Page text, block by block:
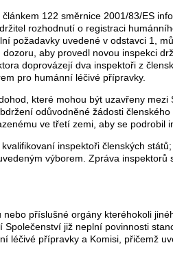
122 směrnice 2001/83/ES
rozhodnutí o registraci
požadavky uvedené v odstavci 1,
aby provedl novou inspekci
doprovázejí dva inspektoři z
pro humánní léčivé přípravky.
které mohou být uzavřeny
odůvodněné žádosti
ve třetí zemi, aby se podrobil
inspektoři členských
výborem. Zpráva inspektorů
nebo příslušné orgány kteréhokoli
Společenství již neplní povinnosti
léčivé přípravky a Komisi, přičemž